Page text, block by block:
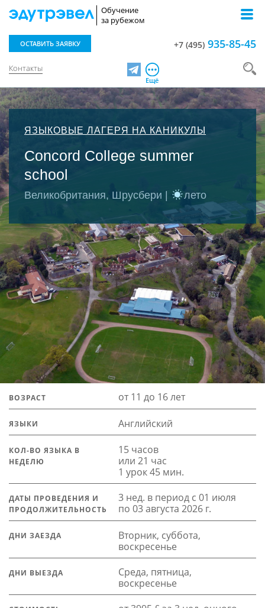
Обучение
за рубежом
Контакты
ОСТАВИТЬ ЗАЯВКУ +7 (495) 935-85-45
TelegramЕщё
ЯЗЫКОВЫЕ ЛАГЕРЯ НА КАНИКУЛЫ
Concord College summer
school
Великобритания, Шрусбери | лето
ВОЗРАСТ от 11 до 16 лет
ЯЗЫКИ Английский
КОЛ-ВО ЯЗЫКА В
НЕДЕЛЮ
15 часов
или 21 час
1 урок 45 мин.
ДАТЫ ПРОВЕДЕНИЯ И
ПРОДОЛЖИТЕЛЬНОСТЬ
3 нед. в период с 01 июля
по 03 августа 2026 г.
ДНИ ЗАЕЗДА
Вторник, суббота,
воскресенье
ДНИ ВЫЕЗДА
Среда, пятница,
воскресенье